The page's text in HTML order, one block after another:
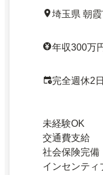
埼玉県 朝
年収300万
完全週休2
未経験OK
交通費支給
社会保険完備
インセンティ